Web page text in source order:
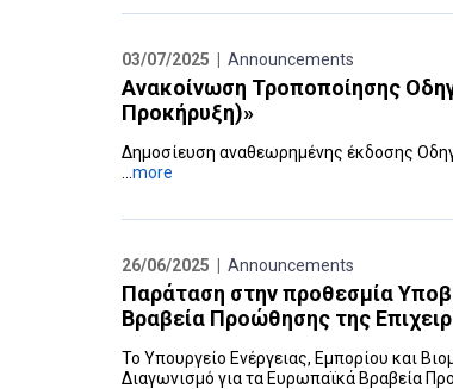
03/07/2025 | Announcements
Ανακοίνωση Τροποποίησης
Προκήρυξη)»
Δημοσίευση αναθεωρημένης έκδοσης
more
26/06/2025 | Announcements
Παράταση στην προθεσμία
Βραβεία Προώθησης της
Το Υπουργείο Ενέργειας, Εμπορίου και
Διαγωνισμό για τα Ευρωπαϊκά Βραβεία